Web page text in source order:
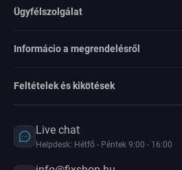
Ügyfélszolgálat
Informácio a megrendelésről
Feltételek és kikötések
Live chat
Helpdesk: Hétfő - Péntek 9:00 - 16:00